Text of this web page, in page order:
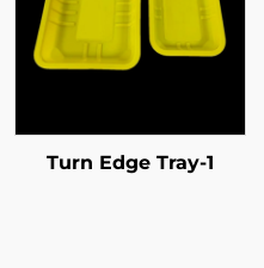
Turn Edge Tray-1